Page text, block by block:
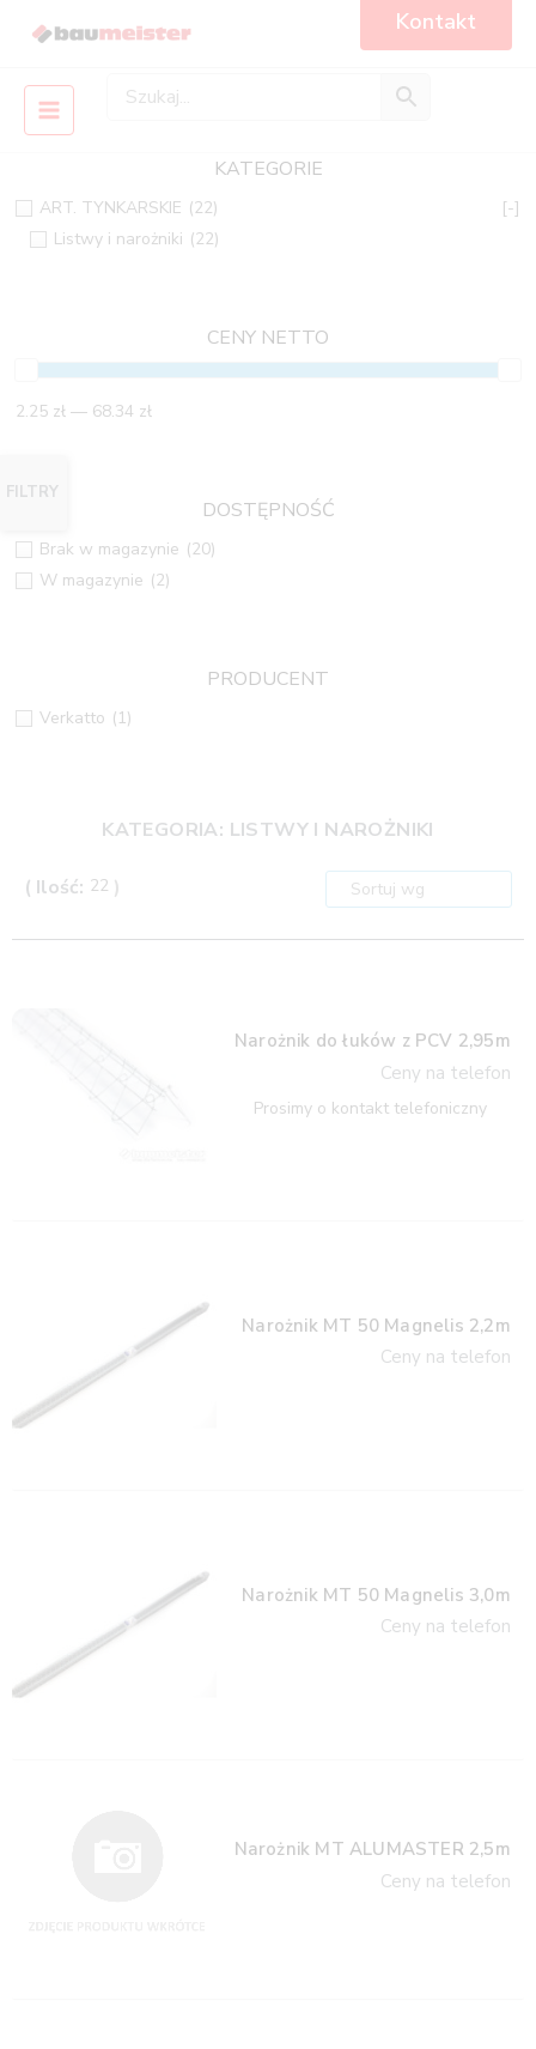
Kontakt
Main
FILTRY
KATEGORIE
ART. TYNKARSKIE (22)
[-]
Listwy i narożniki (22)
CENY NETTO
2.25 zł — 68.34 zł
DOSTĘPNOŚĆ
Brak w magazynie (20)
W magazynie (2)
PRODUCENT
Verkatto (1)
KATEGORIA: LISTWY I NAROŻNIKI
( Ilość: 22 )
Narożnik do łuków z PCV 2,95m
Ceny na telefon
Prosimy o kontakt telefoniczny
Narożnik MT 50 Magnelis 2,2m
Ceny na telefon
Narożnik MT 50 Magnelis 3,0m
Ceny na telefon
Narożnik MT ALUMASTER 2,5m
Ceny na telefon